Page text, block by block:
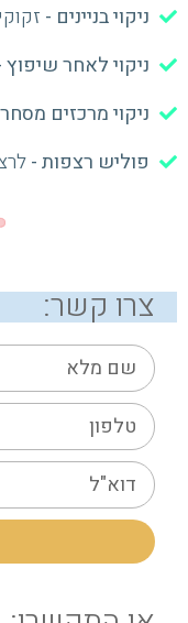
ניקוי בניינים -
ניקוי לאחר שיפוץ
ניקוי מרכזים
פוליש רצפות -
צרו קשר: